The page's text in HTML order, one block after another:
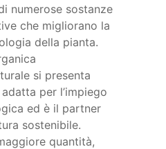
numerose sostanze
che migliorano la
della pianta.
si presenta
per l’impiego
ed è il partner
sostenibile.
quantità,